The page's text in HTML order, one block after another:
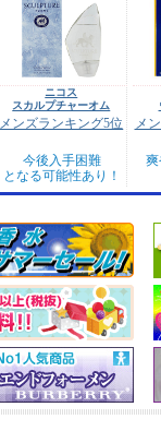
ニコス
スカルプチャーオム
メンズランキング5位
今後入手困難
となる可能性あり！
メ
爽